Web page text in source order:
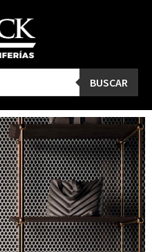
BUSCAR